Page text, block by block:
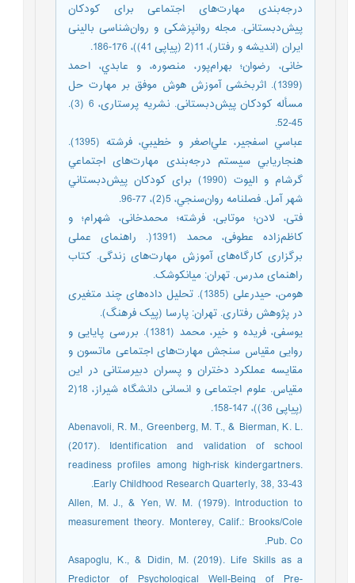
درجه‌بندی مهارت‌های اجتماعی برای کودکان
پیش‌دبستانی. مجله روانپزشکی و روان‌شناسی بالینی
ایران (اندیشه و رفتار)، 11(2 (پیاپی 41))، 176-186.
خانی، رضوان؛ بهرام‌پور، منصوره، و عابدي، احمد
(1399). اثربخشی آموزش هوش موفق بر مهارت حل
مسأله کودکان پیش‌دبستانی. نشریه پرستاری، 6 (3).
45-52.
عباسي اسفجیر، علي‌اصغر و خطیبي، فرشته (1395).
هنجاریابي سیستم درجه‌بندی مهارت‌های اجتماعي
گرشام و الیوت (1990) برای کودکان پیش‌دبستاني
شهر آمل. فصلنامه روان‌سنجي، 5(2)، 77-96.
فتی، لادن؛ موتابی، فرشته؛ محمدخانی، شهرام؛ و
کاظم‌زاده عطوفی، محمد (1391(. راهنمای عملی
برگزاری کارگاه‌های آموزش مهارت‌های زندگی. کتاب
راهنمای مدرس. تهران: میانکوشک.
هومن، حیدرعلی (1385). تحلیل داده‌های چند متغیری
در پژوهش رفتاری. تهران: پارسا (پیک فرهنگ).
یوسفی، فریده و خیر، محمد (1381). بررسی پایایی و
روایی مقیاس سنجش مهارت‌های اجتماعی ماتسون و
مقایسه عملکرد دختران و پسران دبیرستانی در این
مقیاس. علوم اجتماعی و انسانی دانشگاه شیراز، 18(2
(پیاپی 36))، 147-158.
Abenavoli, R. M., Greenberg, M. T., & Bierman, K. L.
(2017). Identification and validation of school
readiness profiles among high-risk kindergartners.
Early Childhood Research Quarterly, 38, 33-43.
Allen, M. J., & Yen, W. M. (1979). Introduction to
measurement theory. Monterey, Calif.: Brooks/Cole
Pub. Co.
Asapoglu, K., & Didin, M. (2019). Life Skills as a